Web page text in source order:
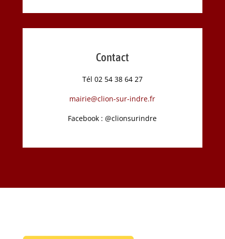
Contact
Tél 02 54 38 64 27
mairie@clion-sur-indre.fr
Facebook : @clionsurindre